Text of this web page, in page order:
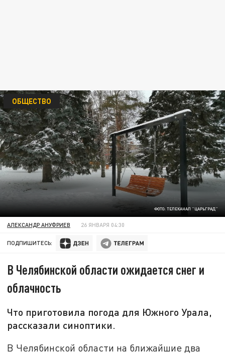
ФОТО: ТЕЛЕКАНАЛ "ЦАРЬГРАД"
ОБЩЕСТВО
АЛЕКСАНДР АНУФРИЕВ 26 ЯНВАРЯ 04:30
ПОДПИШИТЕСЬ:
В Челябинской области ожидается снег и
облачность
Что приготовила погода для Южного Урала,
рассказали синоптики.
В Челябинской области на ближайшие два